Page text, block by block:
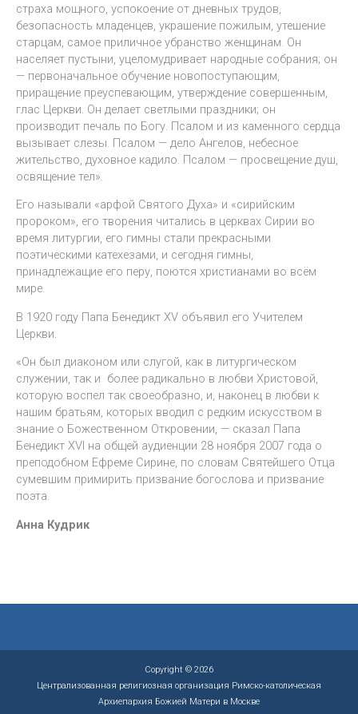
страха мощного, успокоение от дневных трудов,
безопасность младенцев, украшение пожилым, утешение
старцам, самое приличное убранство женщинам. Он
населяет пустыни, уцеломудривает народные собрания; он
— первоначальное обучение новопоступающим,
приращение преуспевающим, утверждение совершенным,
глас Церкви. Он делает светлыми праздники; он
производит печаль по Богу. Псалом и из каменного сердца
вызывает слезы. Псалом — дело Ангелов, небесное
жительство, духовное кадило. Псалом — просвещение душ,
освящение тел».
Его называли «арфой Святого Духа» и «сирийским
пророком», его творения читались в церквах Сирии во
время литургии, его гимны стали прекрасными
поэтическими катехезами, и сегодня гимны,
принадлежащие его перу, поются христианами во всём
мире.
В 1920 году Папа Бенедикт XV объявил его Учителем
Церкви.
«Он был диаконом или слугой, как в литургическом
служении, так и более радикально в любви Христовой,
которую воспел так своеобразно, и, наконец в любви к
нашим братьям, которых вводил с редким искусством в
знание о Божественном Откровении, — сказал Папа
Бенедикт XVI на общей аудиенции 28 ноября 2007 года о
преподобном Ефреме Сирине, по словам Святейшего Отца
сумевшим примирить призвание богослова и призвание
поэта.
Анна Кудрик
Copyright © 2026
Централизованная религиозная организация Римско-католическая
Архиепархия Божией Матери в Москве